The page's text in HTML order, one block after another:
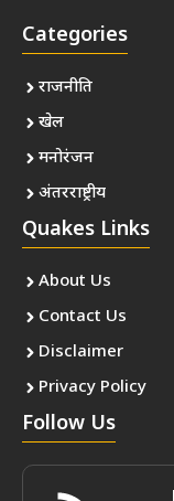
Categories
राजनीति
खेल
मनोरंजन
अंतरराष्ट्रीय
Quakes Links
About Us
Contact Us
Disclaimer
Privacy Policy
Follow Us